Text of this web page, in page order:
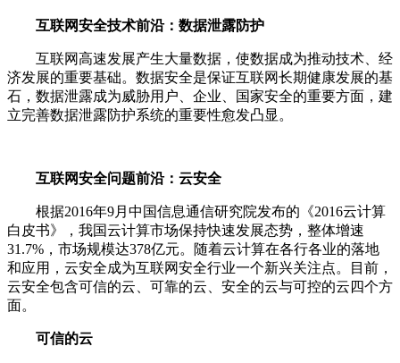
互联网安全技术前沿：数据泄露防护
互联网高速发展产生大量数据，使数据成为推动技术、经
济发展的重要基础。数据安全是保证互联网长期健康发展的基
石，数据泄露成为威胁用户、企业、国家安全的重要方面，建
立完善数据泄露防护系统的重要性愈发凸显。
互联网安全问题前沿：云安全
根据2016年9月中国信息通信研究院发布的《2016云计算
白皮书》，我国云计算市场保持快速发展态势，整体增速
31.7%，市场规模达378亿元。随着云计算在各行各业的落地
和应用，云安全成为互联网安全行业一个新兴关注点。目前，
云安全包含可信的云、可靠的云、安全的云与可控的云四个方
面。
可信的云